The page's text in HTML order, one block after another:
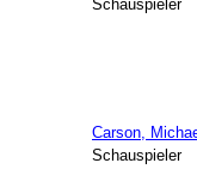
Schauspieler
Carson,
Schauspieler